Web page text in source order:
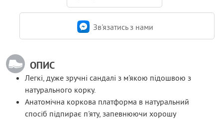
Зв'язатись з нами
ОПИС
Легкі, дуже зручні сандалі з м'якою підошвою з
натурального корку.
Анатомічна коркова платформа в натуральний
спосіб підпирає п'яту, запевнюючи хорошу